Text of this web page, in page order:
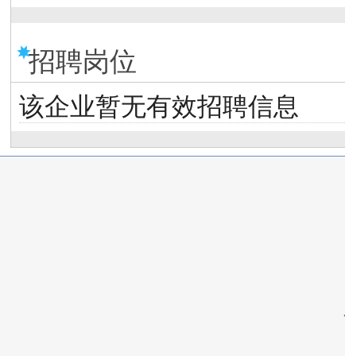
招聘岗位
该企业暂无有效招聘信息